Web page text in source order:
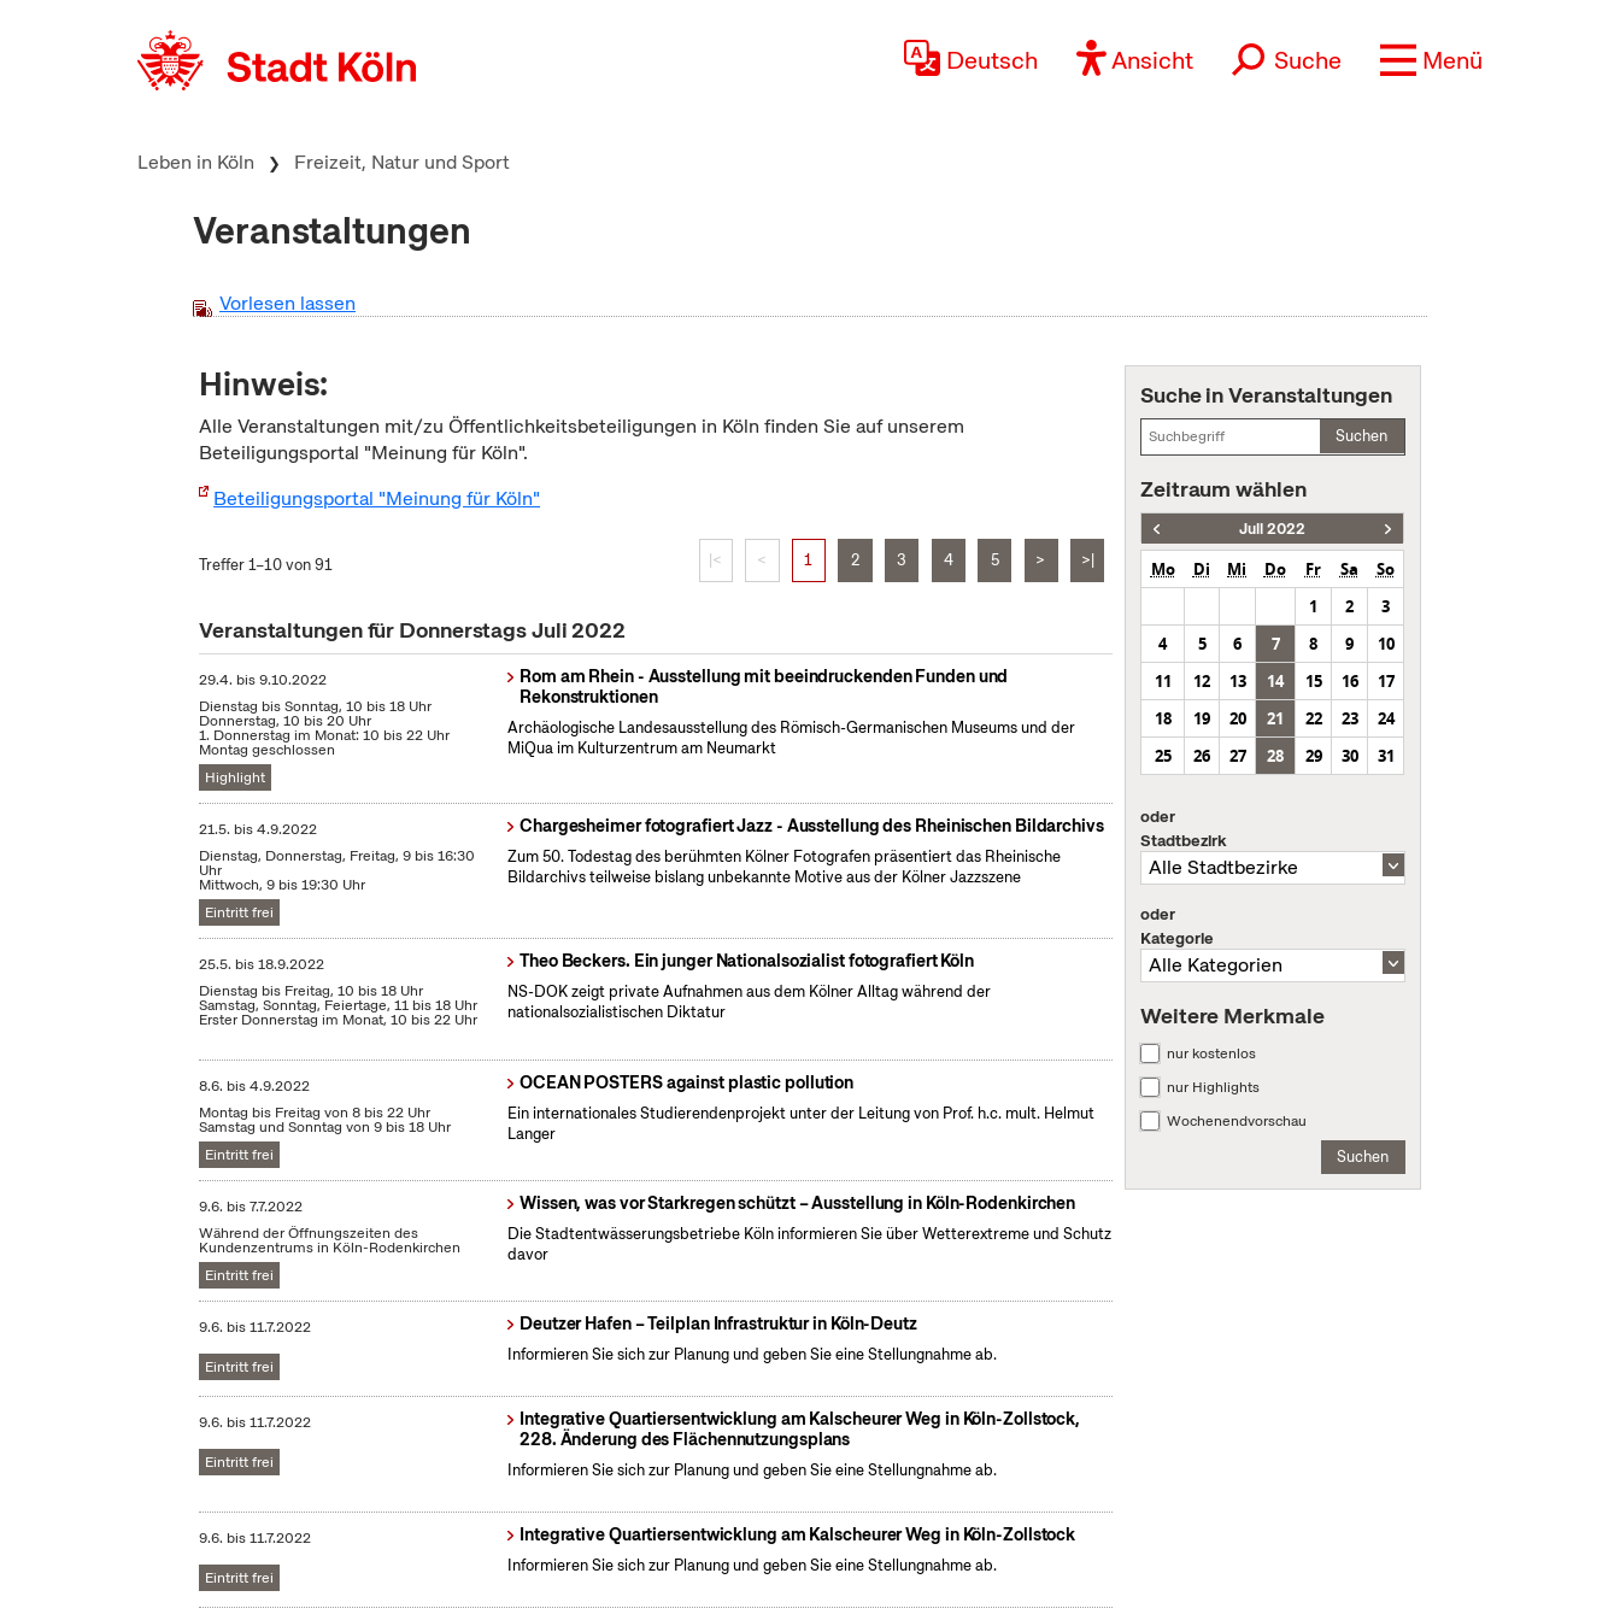
Deutsch Ansicht Suche Menü
Leben in Köln Freizeit, Natur und Sport
Veranstaltungen
Vorlesen lassen
Hinweis:
Alle Veranstaltungen mit/zu Öffentlichkeitsbeteiligungen in Köln finden Sie auf unserem
Beteiligungsportal "Meinung für Köln".
Beteiligungsportal "Meinung für Köln"
Treffer 1–10 von 91 |< < 1 2 3 4 5 > >|
Veranstaltungen für Donnerstags Juli 2022
29.4. bis9.10.2022
Dienstag bis Sonntag, 10 bis 18 Uhr
Donnerstag, 10 bis 20 Uhr
1. Donnerstag im Monat: 10 bis 22 Uhr
Montag geschlossen
Highlight
Rom am Rhein - Ausstellung mit beeindruckenden Funden und
Rekonstruktionen
Archäologische Landesausstellung des Römisch-Germanischen Museums und der
MiQua im Kulturzentrum am Neumarkt
21.5. bis4.9.2022
Dienstag, Donnerstag, Freitag, 9 bis 16:30
Uhr
Mittwoch, 9 bis 19:30 Uhr
Eintritt frei
Chargesheimer fotografiert Jazz - Ausstellung des Rheinischen Bildarchivs
Zum 50. Todestag des berühmten Kölner Fotografen präsentiert das Rheinische
Bildarchivs teilweise bislang unbekannte Motive aus der Kölner Jazzszene
25.5. bis18.9.2022
Dienstag bis Freitag, 10 bis 18 Uhr
Samstag, Sonntag, Feiertage, 11 bis 18 Uhr
Erster Donnerstag im Monat, 10 bis 22 Uhr
Theo Beckers. Ein junger Nationalsozialist fotografiert Köln
NS-DOK zeigt private Aufnahmen aus dem Kölner Alltag während der
nationalsozialistischen Diktatur
8.6. bis4.9.2022
Montag bis Freitag von 8 bis 22 Uhr
Samstag und Sonntag von 9 bis 18 Uhr
Eintritt frei
OCEAN POSTERS against plastic pollution
Ein internationales Studierendenprojekt unter der Leitung von Prof. h.c. mult. Helmut
Langer
9.6. bis7.7.2022
Während der Öffnungszeiten des
Kundenzentrums in Köln-Rodenkirchen
Eintritt frei
Wissen, was vor Starkregen schützt – Ausstellung in Köln-Rodenkirchen
Die Stadtentwässerungsbetriebe Köln informieren Sie über Wetterextreme und Schutz
davor
9.6. bis11.7.2022
Eintritt frei
Deutzer Hafen – Teilplan Infrastruktur in Köln-Deutz
Informieren Sie sich zur Planung und geben Sie eine Stellungnahme ab.
9.6. bis11.7.2022
Eintritt frei
Integrative Quartiersentwicklung am Kalscheurer Weg in Köln-Zollstock,
228. Änderung des Flächennutzungsplans
Informieren Sie sich zur Planung und geben Sie eine Stellungnahme ab.
9.6. bis11.7.2022
Eintritt frei
Integrative Quartiersentwicklung am Kalscheurer Weg in Köln-Zollstock
Informieren Sie sich zur Planung und geben Sie eine Stellungnahme ab.
Suche in Veranstaltungen
Suchen
Zeitraum wählen
Juli 2022
Mo Di Mi Do Fr Sa
So
1
2
3
4
5 6 7 8 9
10
11
12 13 14 15 16
17
18
19 20 21 22 23
24
25
26 27 28 29 30 31
oder
Stadtbezirk
oder
Kategorie
Weitere Merkmale
nur kostenlos
nur Highlights
Wochenendvorschau
Suchen